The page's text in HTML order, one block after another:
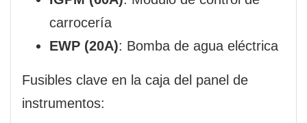
carrocería
EWP (20A): Bomba de agua eléctrica
Fusibles clave en la caja del panel de
instrumentos: